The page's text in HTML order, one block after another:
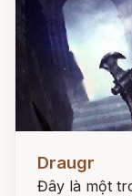
Draugr
Đây là một